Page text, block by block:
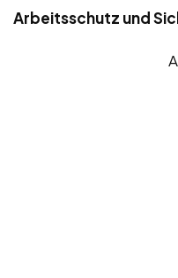
Arbeitsschutz und